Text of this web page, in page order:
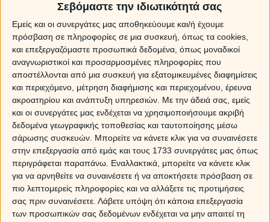
Σεβόμαστε την ιδιωτικότητά σας
Εμείς και οι συνεργάτες μας αποθηκεύουμε και/ή έχουμε
πρόσβαση σε πληροφορίες σε μια συσκευή, όπως τα cookies,
και επεξεργαζόμαστε προσωπικά δεδομένα, όπως μοναδικοί
αναγνωριστικοί και προσαρμοσμένες πληροφορίες που
αποστέλλονται από μια συσκευή για εξατομικευμένες διαφημίσεις
και περιεχόμενο, μέτρηση διαφήμισης και περιεχομένου, έρευνα
ακροατηρίου και ανάπτυξη υπηρεσιών. Με την άδειά σας, εμείς
και οι συνεργάτες μας ενδέχεται να χρησιμοποιήσουμε ακριβή
δεδομένα γεωγραφικής τοποθεσίας και ταυτοποίησης μέσω
σάρωσης συσκευών. Μπορείτε να κάνετε κλικ για να συναινέσετε
στην επεξεργασία από εμάς και τους 1733 συνεργάτες μας όπως
περιγράφεται παραπάνω. Εναλλακτικά, μπορείτε να κάνετε κλικ
για να αρνηθείτε να συναινέσετε ή να αποκτήσετε πρόσβαση σε
πιο λεπτομερείς πληροφορίες και να αλλάξετε τις προτιμήσεις
σας πριν συναινέσετε. Λάβετε υπόψη ότι κάποια επεξεργασία
των προσωπικών σας δεδομένων ενδέχεται να μην απαιτεί τη
31 Οκτωβρίου 201219:34 Αστρολογικές προβλέψεις
Το πρώτο βήμα για την εγκατάλειψη μιας στενής
αντίληψης, είναι η ευγνωμοσύνη για ό,τι είσαι και για
ό,τι έχεις…
Sponsored Links